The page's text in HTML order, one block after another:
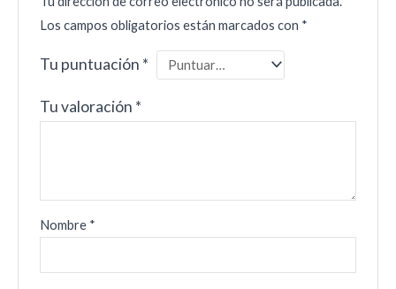
Los campos obligatorios están marcados con *
Tu puntuación *
Tu valoración *
Nombre *